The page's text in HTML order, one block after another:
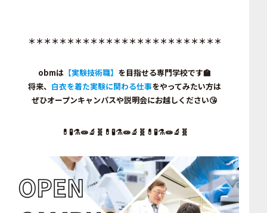
＊＊＊＊＊＊＊＊＊＊＊＊＊＊＊＊＊＊＊＊＊＊＊＊＊
obmは 【実験技術職】 を目指せる専門学校です🏫
将来、 白衣を着た実験に関わる仕事をやってみたい方は
ぜひオープンキャンパスや説明会にお越しください😘
💊🧪⚗️🧫🔬🧬💊🧪⚗️🧫🔬🧬💊🧪⚗️🧫🔬🧬